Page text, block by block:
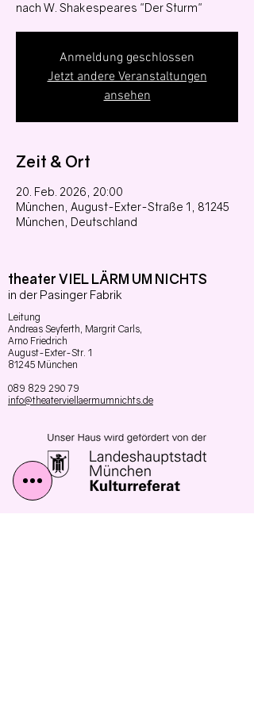
nach W. Shakespeares "Der Sturm"
Anmeldung geschlossen
Jetzt andere Veranstaltungen
ansehen
Zeit & Ort
20. Feb. 2026, 20:00
München, August-Exter-Straße 1, 81245
München, Deutschland
theater VIEL LÄRM UM NICHTS
in der Pasinger Fabrik
Leitung
Andreas Seyferth, Margrit Carls,
Arno Friedrich
August-Exter-Str. 1
81245 München
089 829 290 79
info@theaterviellaermumnichts.de